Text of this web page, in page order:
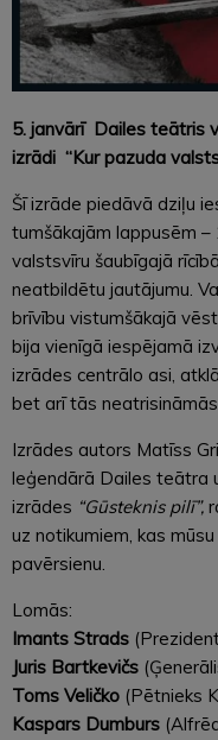
5. janvārī Dailes teātris
izrādi “Kur pazuda
Šī izrāde piedāvā dziļu
tumšākajām lappusēm
valstsvīru šaubīgajā
neatbildētu jautājumu.
brīvību vistumšākajā
bija vienīgā iespējamā
izrādes centrālo asi,
bet arī tās
Izrādes autors Matīss
leģendārā Dailes teātra
izrādes “Gūsteknis pilī”,
uz notikumiem, kas
pavērsienu.
Lomās:
Imants Strads
Juris Bartkevičs
Toms Veličko (Pētnieks
Kaspars Dumburs